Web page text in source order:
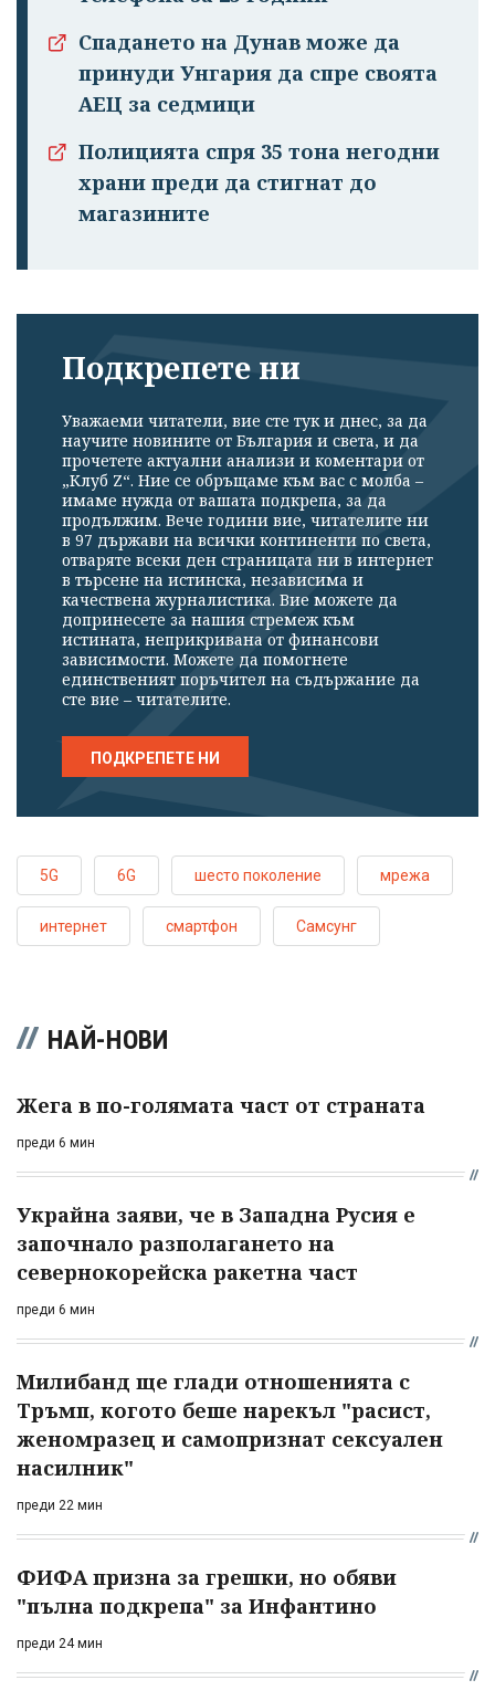
Успешно
излязохте от
профила си!
Спадането на Дунав може да
принуди Унгария да спре своята
АЕЦ за седмици
Полицията спря 35 тона негодни
храни преди да стигнат до
магазините
Подкрепете ни
Уважаеми читатели, вие сте тук и днес, за да
научите новините от България и света, и да
прочетете актуални анализи и коментари от
„Клуб Z“. Ние се обръщаме към вас с молба –
имаме нужда от вашата подкрепа, за да
продължим. Вече години вие, читателите ни
в 97 държави на всички континенти по света,
отваряте всеки ден страницата ни в интернет
в търсене на истинска, независима и
качествена журналистика. Вие можете да
допринесете за нашия стремеж към
истината, неприкривана от финансови
зависимости. Можете да помогнете
единственият поръчител на съдържание да
сте вие – читателите.
ПОДКРЕПЕТЕ НИ
5G 6G шесто поколение мрежа
интернет смартфон Самсунг
НАЙ-НОВИ
Жега в по-голямата част от страната
преди 6 мин
Украйна заяви, че в Западна Русия е
започнало разполагането на
севернокорейска ракетна част
преди 6 мин
Милибанд ще глади отношенията с
Тръмп, когото беше нарекъл "расист,
женомразец и самопризнат сексуален
насилник"
преди 22 мин
ФИФА призна за грешки, но обяви
"пълна подкрепа" за Инфантино
преди 24 мин